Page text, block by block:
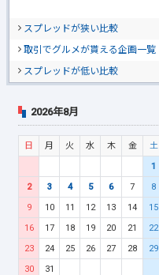
スプレッドが狭い比較
取引でグルメが貰える企画一覧
スプレッドが低い比較
2026年8月
日 月 火 水 木 金
土
1
2
3 4 5 6 7
8
9
10 11 12 13 14
15
16
17 18 19 20 21
22
23
24 25 26 27 28
29
30
31